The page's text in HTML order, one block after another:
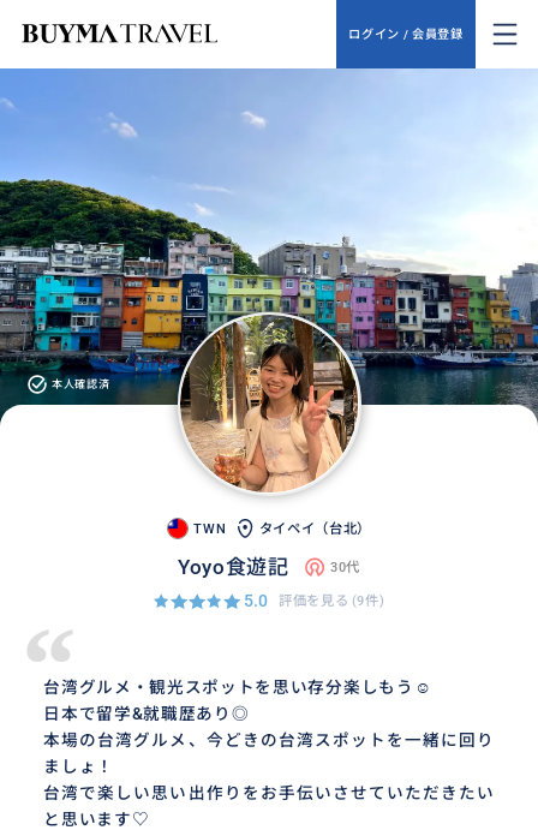
ログイン / 会員登録
本人確認済
TWN タイペイ（台北）
Yoyo食遊記 30代
5.0 評価を見る (9件)
“
台湾グルメ・観光スポットを思い存分楽しもう☺︎
日本で留学&就職歴あり◎
本場の台湾グルメ、今どきの台湾スポットを一緒に回り
ましょ！
台湾で楽しい思い出作りをお手伝いさせていただきたい
と思います♡